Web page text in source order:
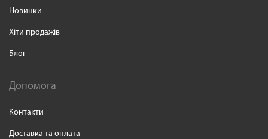
Новинки
Хіти продажів
Блог
Допомога
Контакти
Доставка та оплата